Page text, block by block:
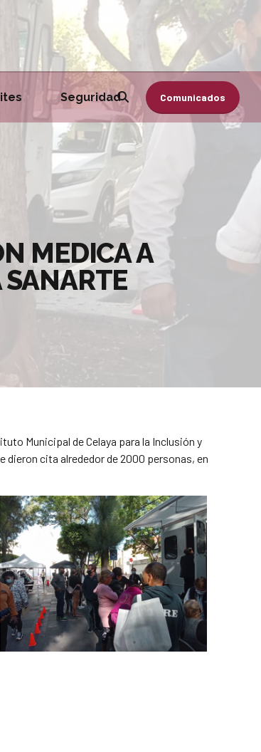
Comunicados
Seguridad
MEDICA A
SANARTE
Municipal de Celaya para la Inclusión y
dieron cita alrededor de 2000 personas, en